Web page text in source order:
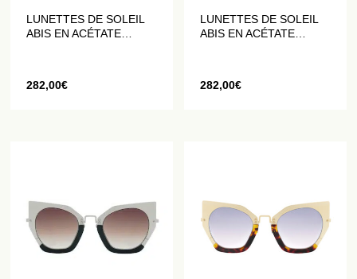
LUNETTES DE SOLEIL
ABIS EN ACÉTATE
282,00€
LUNETTES DE SOLEIL
ABIS EN ACÉTATE
282,00€